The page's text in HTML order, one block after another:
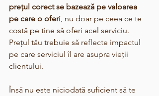
prețul corect se bazează pe valoarea
pe care o oferi , nu doar pe ceea ce te
costă pe tine să oferi acel serviciu.
Prețul tău trebuie să reflecte impactul
pe care serviciul îl are asupra vieții
clientului.
Însă nu este niciodată suficient să te